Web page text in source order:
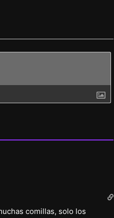
comillas, solo los